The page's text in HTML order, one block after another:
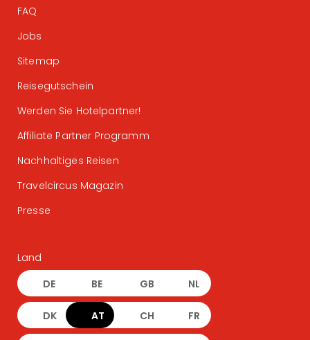
FAQ
Jobs
Sitemap
Reisegutschein
Werden Sie Hotelpartner!
Affiliate Partner Programm
Nachhaltiges Reisen
Travelcircus Magazin
Presse
Land
DE BE GB NL
DK AT CH FR